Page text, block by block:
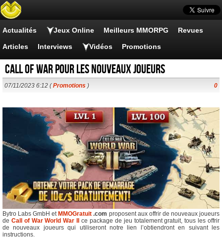
Actualités Jeux Online Meilleurs MMORPG Revues
Articles Interviews Vidéos Promotions
Call of War pour les nouveaux joueurs
07/11/2023 6:12 (Promotions ) 0
Bytro Labs GmbH et MMOGratuit .com proposent aux offrir de nouveaux joueurs
de Call of War World War II
ce package de jeu totalement gratuit, tous les offrir
de nouveaux joueurs qui utiliseront notre lien l’obtiendront en suivant les
instructions.